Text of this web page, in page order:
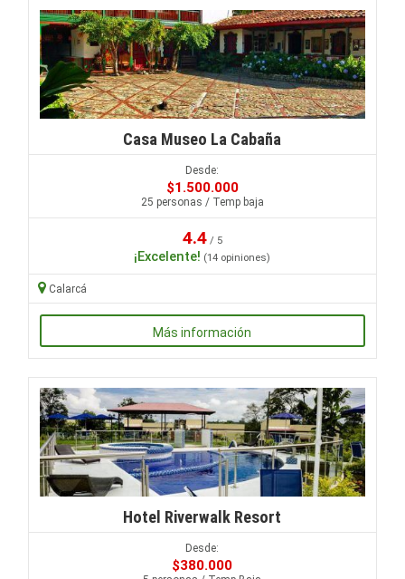
Casa Museo La Cabaña
Desde:
$1.500.000
25 personas / Temp baja
4.4/ 5
¡Excelente! (14 opiniones)
Calarcá
Más información
Hotel Riverwalk Resort
Desde:
$380.000